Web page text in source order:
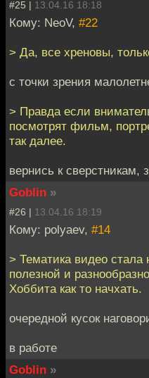
#25 | 13.04.16 18:18
Кому: NeoV, #22
> Да, все хреновы,
с точки зрения
> Правда если
посмотрят фильм,
так далее.
вернись к сверстникам,
Goblin »
#26 | 13.04.16 18:19
Кому: polyaev, #14
> Тематика видео стала
полезной и
Хоббита как то начхать.
очередной кусок
в работе
Goblin »